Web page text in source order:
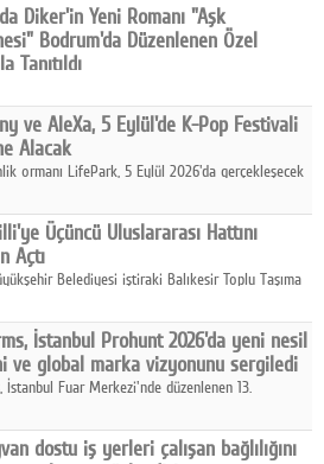
Diker'in Yeni Romanı "Aşk
Bodrum'da Düzenlenen Özel
Tanıtıldı
“Aşk Kütüphanesi” 6 Ağustos'ta Casa dell'Arte
özel lansmanla okurlarıyla buluştu.
ve AleXa, 5 Eylül'de K-Pop Festivali
Alacak
ormanı LifePark, 5 Eylül 2026'da gerçekleşecek
önemli bir destinasyon haline getirmeye
Üçüncü Uluslararası Hattını
Açtı
Belediyesi iştiraki Balıkesir Toplu Taşıma
resmi açılışı gerçekleştirildi.
İstanbul Prohunt 2026'da yeni nesil
ve global marka vizyonunu sergiledi
İstanbul Fuar Merkezi'nde düzenlenen 13.
profesyonelleri, iş ortakları, bayiler ve son
bir araya geldi.
dostu iş yerleri çalışan bağlılığını